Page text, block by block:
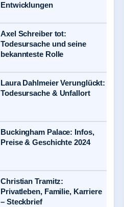
Entwicklungen
Axel Schreiber tot:
Todesursache und seine
bekannteste Rolle
Laura Dahlmeier Verunglückt:
Todesursache & Unfallort
Buckingham Palace: Infos,
Preise & Geschichte 2024
Christian Tramitz:
Privatleben, Familie, Karriere
– Steckbrief